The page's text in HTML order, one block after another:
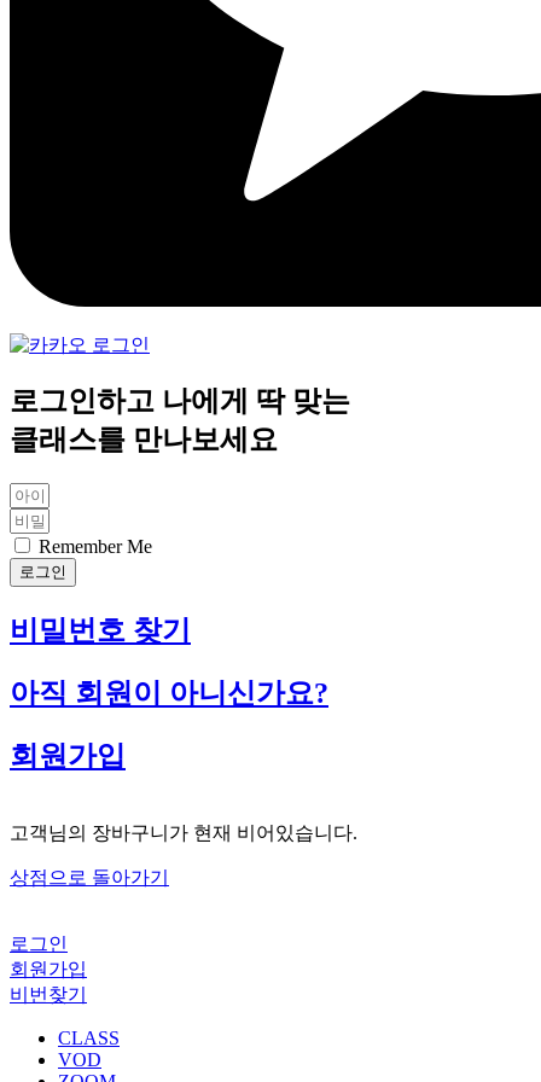
로그인하고 나에게 딱 맞는
클래스를 만나보세요
Remember Me
로그인
비밀번호 찾기
아직 회원이 아니신가요?
회원가입
고객님의 장바구니가 현재 비어있습니다.
상점으로 돌아가기
로그인
회원가입
비번찾기
CLASS
VOD